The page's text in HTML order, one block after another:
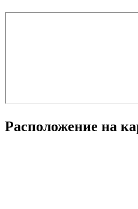
Расположение на